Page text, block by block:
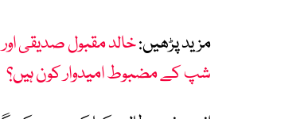
مزید پڑھیں:خالد مقبول صدیقی
شپ کے مضبوط امیدوار کون ہیں؟